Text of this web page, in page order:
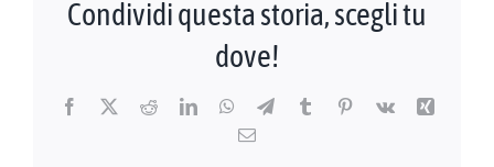
Condividi questa storia, scegli tu
dove!
Facebook
X RedditLinkedInWhatsApp
TelegramTumblrPinterest
Vk
Xing
Email